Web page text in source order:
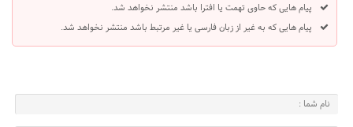
پیام هایی که حاوی تهمت یا افترا باشد منتشر نخواهد شد.
پیام هایی که به غیر از زبان فارسی یا غیر مرتبط باشد منتشر نخواهد شد.